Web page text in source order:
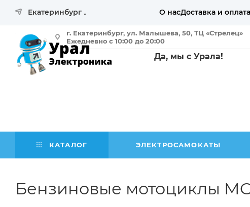
Екатеринбург О насДоставка и оплата
г. Екатеринбург, ул. Малышева, 50, ТЦ «Стрелец»
Ежедневно с 10:00 до 20:00
Да, мы с Урала!
КАТАЛОГ ЭЛЕКТРОСАМОКАТЫ
Бензиновые мотоциклы